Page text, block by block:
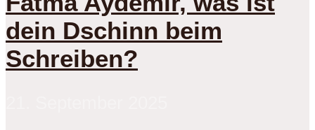
dein Dschinn beim
Schreiben?